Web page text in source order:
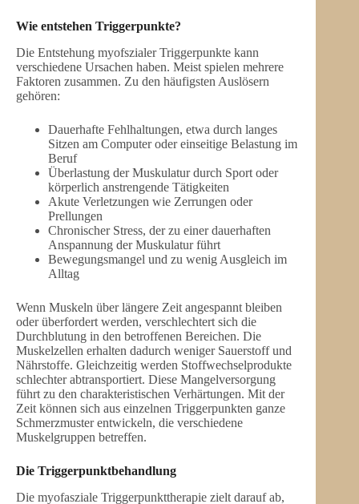
Wie entstehen Triggerpunkte?
Die Entstehung myofszialer Triggerpunkte kann
verschiedene Ursachen haben. Meist spielen mehrere
Faktoren zusammen. Zu den häufigsten Auslösern
gehören:
Dauerhafte Fehlhaltungen, etwa durch langes
Sitzen am Computer oder einseitige Belastung im
Beruf
Überlastung der Muskulatur durch Sport oder
körperlich anstrengende Tätigkeiten
Akute Verletzungen wie Zerrungen oder
Prellungen
Chronischer Stress, der zu einer dauerhaften
Anspannung der Muskulatur führt
Bewegungsmangel und zu wenig Ausgleich im
Alltag
Wenn Muskeln über längere Zeit angespannt bleiben
oder überfordert werden, verschlechtert sich die
Durchblutung in den betroffenen Bereichen. Die
Muskelzellen erhalten dadurch weniger Sauerstoff und
Nährstoffe. Gleichzeitig werden Stoffwechselprodukte
schlechter abtransportiert. Diese Mangelversorgung
führt zu den charakteristischen Verhärtungen. Mit der
Zeit können sich aus einzelnen Triggerpunkten ganze
Schmerzmuster entwickeln, die verschiedene
Muskelgruppen betreffen.
Die Triggerpunktbehandlung
Die myofasziale Triggerpunkttherapie zielt darauf ab,